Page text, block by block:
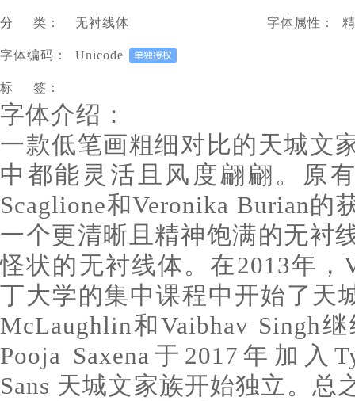
分 类： 无衬线体 字体属性：
字体编码： Unicode
标 签：
字体介绍：
一款低笔画粗细对比的天城文
中都能灵活且风度翩翩。原
Scaglione和Veronika Burian的
一个更清晰且精神饱满的无衬
怪状的无衬线体。在2013年，
丁大学的集中课程中开始了天
McLaughlin和Vaibhav Singh
Pooja Saxena于2017年加入
Sans 天城文家族开始独立。总